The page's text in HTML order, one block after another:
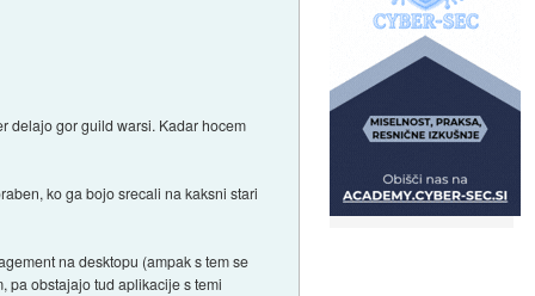
delajo gor guild warsi. Kadar hocem
ko ga bojo srecali na kaksni stari
na desktopu (ampak s tem se
pa obstajajo tud aplikacije s temi